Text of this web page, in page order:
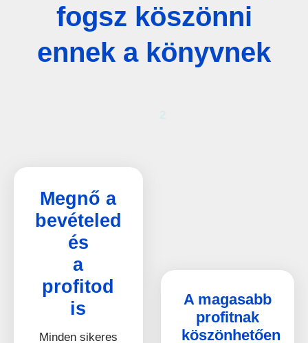
fogsz köszönni
ennek a könyvnek
Megnő a
bevételed
és
a
profitod
is
Minden sikeres
2
A magasabb
profitnak
köszönhetően